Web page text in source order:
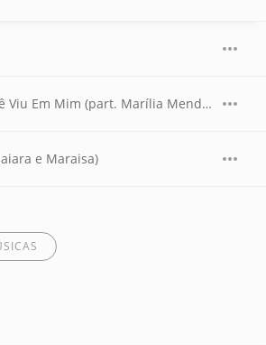
Em Mim (part. Marília Mendonça)
e Maraisa)